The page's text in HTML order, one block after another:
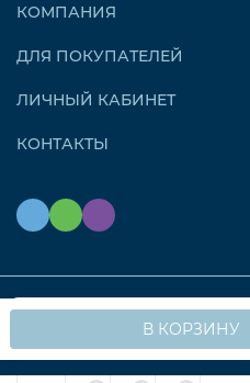
В КОРЗИНУ
КОМПАНИЯ
ДЛЯ ПОКУПАТЕЛЕЙ
ЛИЧНЫЙ КАБИНЕТ
КОНТАКТЫ
быстрее для вас.